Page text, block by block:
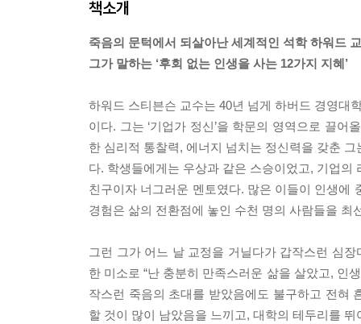
책소개
죽음의 문턱에서 되살아난 세계적인 석학 하워드
그가 말하는 ‘후회 없는 인생을 사는 12가지 지혜’
하워드 스티븐슨 교수는 40년 넘게 하버드 경영대
이다. 그는 ‘기업가 정신’을 학문의 영역으로 끌
한 심리적 통찰력, 에너지 넘치는 정신력을 갖춘
다. 학생들에게는 우상과 같은 스승이었고, 기업
친구이자 너그러운 멘토였다. 많은 이들이 인생에
경험은 삶의 전환점에 놓인 수천 명의 사람들을 최
그런 그가 어느 날 교정을 거닐다가 갑작스런 심
한 미소로 “난 충분히 만족스러운 삶을 살았고, 인
작스런 죽음의 초대를 받았음에도 불구하고 전혀
할 것이 많이 남았음을 느끼고, 대학의 테두리를